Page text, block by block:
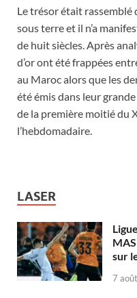
Le trésor était rassemblé
sous terre et il n’a
de huit siècles. Après
d’or ont été frappées
au Maroc alors que les
été émis dans leur
de la première moitié du
l’hebdomadaire.
LASER
sur
7